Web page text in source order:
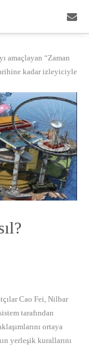
amaçlayan “Zaman
kadar izleyiciyle
Cao Fei, Nilbar
tarafından
ortaya
yerleşik kurallarını